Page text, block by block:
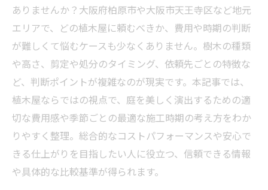
ありませんか？大阪府柏原市や大阪市天王寺区など地元
エリアで、どの植木屋に頼むべきか、費用や時期の判断
が難しくて悩むケースも少なくありません。樹木の種類
や高さ、剪定や処分のタイミング、依頼先ごとの特徴な
ど、判断ポイントが複雑なのが現実です。本記事では、
植木屋ならではの視点で、庭を美しく演出するための適
切な費用感や季節ごとの最適な施工時期の考え方をわか
りやすく整理。総合的なコストパフォーマンスや安心で
きる仕上がりを目指したい人に役立つ、信頼できる情報
や具体的な比較基準が得られます。